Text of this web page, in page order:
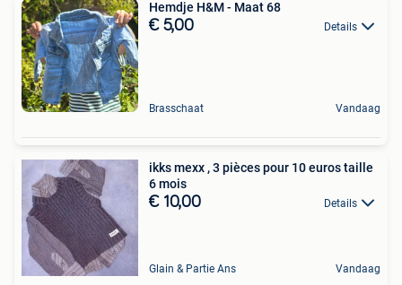
Hemdje H&M - Maat 68
€ 5,00 Details
Brasschaat Vandaag
ikks mexx , 3 pièces pour 10 euros taille
6 mois
€ 10,00 Details
Glain & Partie Ans Vandaag